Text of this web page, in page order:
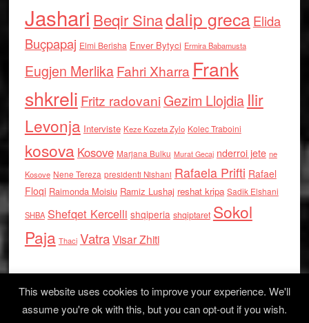
Jashari Beqir Sinadalip grecaElida
Buçpapaj Elmi Berisha Enver Bytyci Ermira Babamusta
Eugjen MerlikaFahri Xharra Frank
shkreli Fritz radovaniGezim Llojdia Ilir
Levonja Interviste Keze Kozeta Zylo Kolec Traboini
kosova Kosove Marjana Bulku Murat Gecaj nderroi jete ne
Kosove Nene Tereza presidenti Nishani Rafaela Prifti Rafael
Floqi Raimonda Moisiu Ramiz Lushaj reshat kripa Sadik Elshani
SHBA Shefqet Kercelli shqiperia shqiptaret Sokol
Paja Thaci VatraVisar Zhiti
This website uses cookies to improve your experience. We'll
assume you're ok with this, but you can opt-out if you wish.